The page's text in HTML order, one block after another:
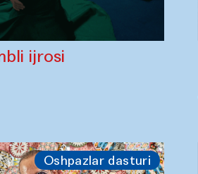
ijrosi
Oshpazlar dasturi